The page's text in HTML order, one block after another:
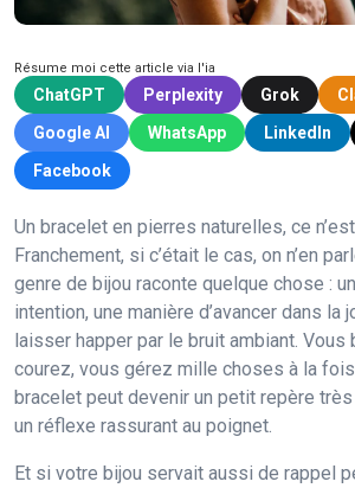
Résume moi cette article via l'ia
ChatGPT Perplexity Grok
Google AI
WhatsApp LinkedIn
Facebook
Un bracelet en pierres naturelles, ce n’est
Franchement, si c’était le cas, on n’en
genre de bijou raconte quelque chose :
intention, une manière d’avancer dans la
laisser happer par le bruit ambiant. Vous
courez, vous gérez mille choses à la
bracelet peut devenir un petit repère
un réflexe rassurant au poignet.
Et si votre bijou servait aussi de rappel